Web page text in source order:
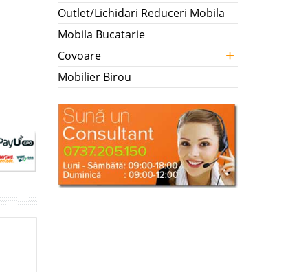
Outlet/Lichidari Reduceri Mobila
Mobila Bucatarie
Covoare
+
Mobilier Birou